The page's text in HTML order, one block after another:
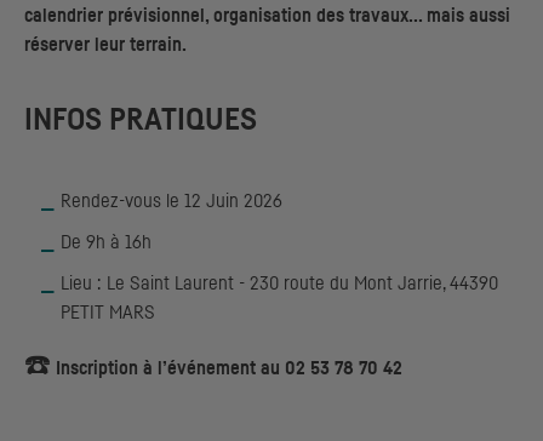
calendrier prévisionnel, organisation des travaux... mais aussi
réserver leur terrain.
INFOS PRATIQUES
Rendez-vous le 12 Juin 2026
De 9h à 16h
Lieu : Le Saint Laurent - 230 route du Mont Jarrie, 44390
PETIT MARS
☎️ Inscription à l’événement au 02 53 78 70 42